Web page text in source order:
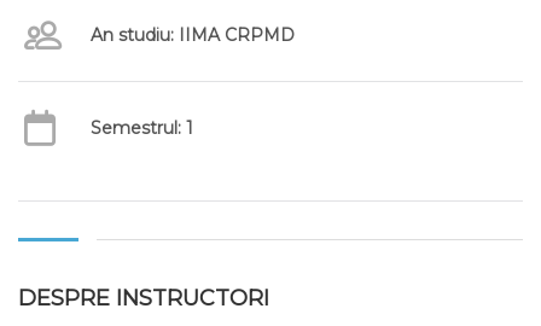
An studiu: IIMA CRPMD
Semestrul: 1
DESPRE INSTRUCTORI